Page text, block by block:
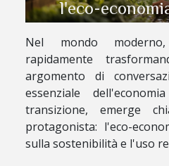
l'eco-
Nel mondo
rapidamente
argomento di
essenziale
transizione, emerge
protagonista: l'eco-
sulla sostenibilità e l'uso